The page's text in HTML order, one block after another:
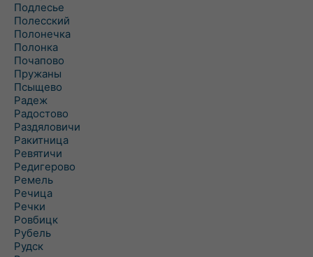
Подлесье
Полесский
Полонечка
Полонка
Почапово
Пружаны
Псыщево
Радеж
Радостово
Раздяловичи
Ракитница
Ревятичи
Редигерово
Ремель
Речица
Речки
Ровбицк
Рубель
Рудск